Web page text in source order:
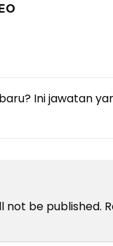
Ini jawatan
not be published.